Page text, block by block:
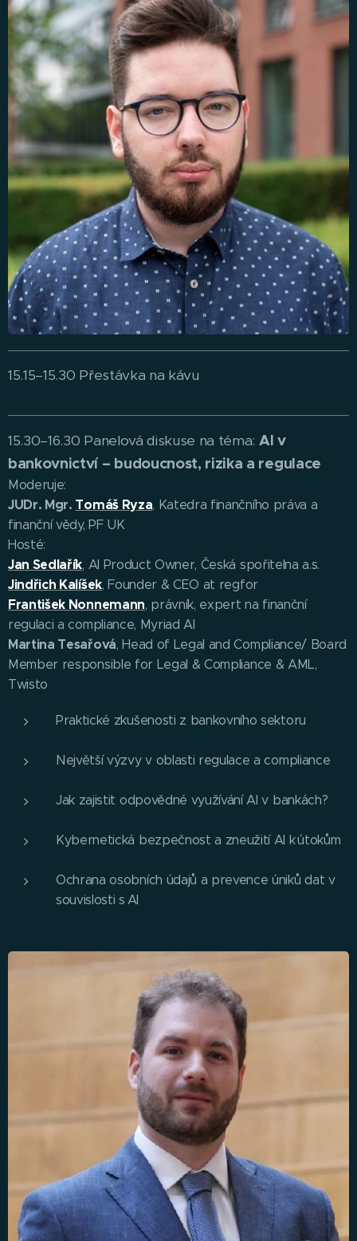
15.15–15.30 Přestávka na kávu
15.30–16.30 Panelová diskuse na téma: AI v
bankovnictví – budoucnost, rizika a regulace
Moderuje:
JUDr. Mgr. Tomáš Ryza, Katedra finančního práva a
finanční vědy, PF UK
Hosté:
Jan Sedlařík, AI Product Owner, Česká spořitelna a.s.
Jindřich Kalíšek, Founder & CEO at regfor
František Nonnemann, právník, expert na finanční
regulaci a compliance, Myriad AI
Martina Tesařová, Head of Legal and Compliance/ Board
Member responsible for Legal & Compliance & AML,
Twisto
Praktické zkušenosti z bankovního sektoru
Největší výzvy v oblasti regulace a compliance
Jak zajistit odpovědné využívání AI v bankách?
Kybernetická bezpečnost a zneužití AI k útokům
Ochrana osobních údajů a prevence úniků dat v
souvislosti s AI